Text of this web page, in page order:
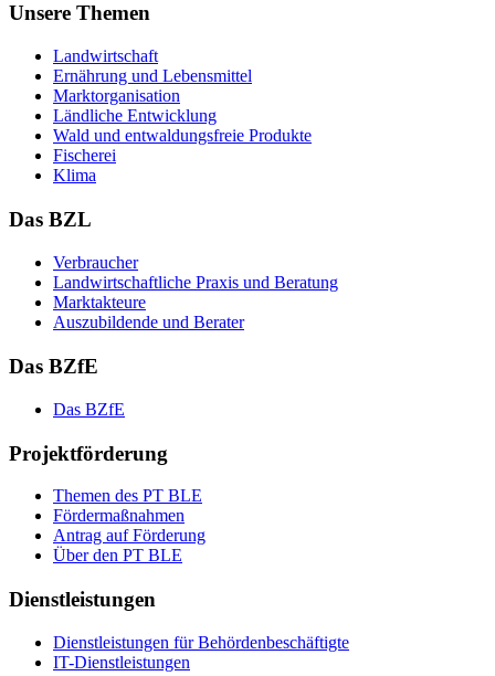
Unsere Themen
Land­wirt­schaft
Er­näh­rung und Le­bens­mit­tel
Markt­or­ga­ni­sa­ti­on
Länd­li­che Ent­wick­lung
Wald und ent­wal­dungs­freie Pro­duk­te
Fi­sche­rei
Kli­ma
Das BZL
Ver­brau­cher
Land­wirtschaft­liche Pra­xis und Be­ra­tung
Mark­tak­teu­re
Aus­zu­bil­den­de und Be­ra­ter
Das BZfE
Das BZ­fE
Projektförderung
The­men des PT BLE
För­der­maß­nah­men
An­trag auf För­de­rung
Über den PT BLE
Dienstleistungen
Dienst­leis­tun­gen für Be­hör­den­be­schäf­tig­te
IT-Dienst­leis­tun­gen